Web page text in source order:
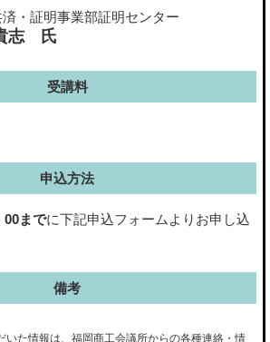
済・証明事業部証明センター
志 氏
受講料
申込方法
00までに下記申込フォームよりお申し込
備考
いた情報は、福岡商工会議所からの各種連絡・情